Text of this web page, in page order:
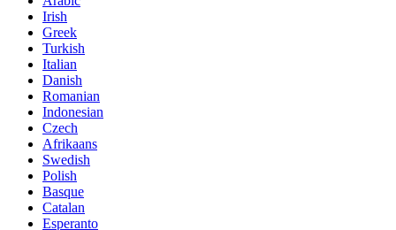
Irish
Greek
Turkish
Italian
Danish
Romanian
Indonesian
Czech
Afrikaans
Swedish
Polish
Basque
Catalan
Esperanto